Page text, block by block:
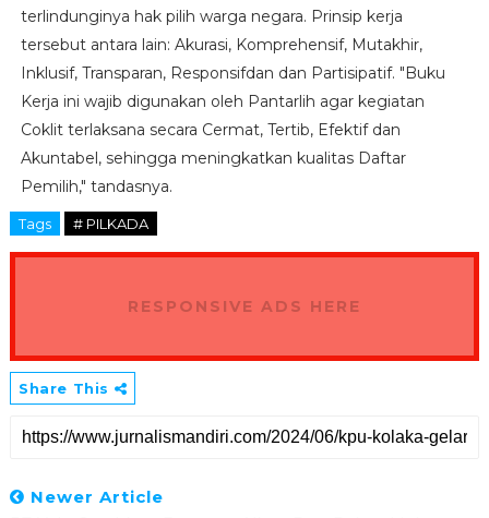
terlindunginya hak pilih warga negara. Prinsip kerja
tersebut antara lain: Akurasi, Komprehensif, Mutakhir,
Inklusif, Transparan, Responsifdan dan Partisipatif. "Buku
Kerja ini wajib digunakan oleh Pantarlih agar kegiatan
Coklit terlaksana secara Cermat, Tertib, Efektif dan
Akuntabel, sehingga meningkatkan kualitas Daftar
Pemilih," tandasnya.
Tags # PILKADA
RESPONSIVE ADS HERE
Share This
Newer Article